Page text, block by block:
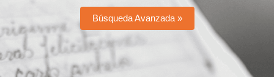
Búsqueda Avanzada »